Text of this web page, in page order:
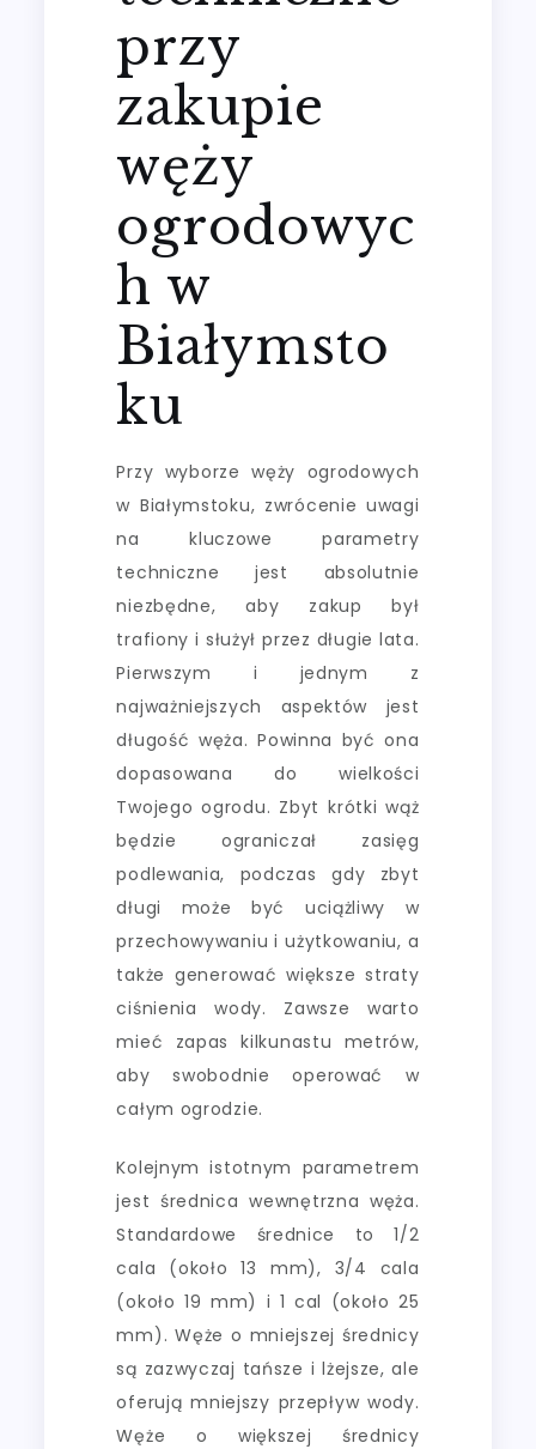
przy
zakupie
węży
ogrodowyc
h w
Białymsto
ku
Przy wyborze węży ogrodowych
w Białymstoku, zwrócenie uwagi
na kluczowe parametry
techniczne jest absolutnie
niezbędne, aby zakup był
trafiony i służył przez długie lata.
Pierwszym i jednym z
najważniejszych aspektów jest
długość węża. Powinna być ona
dopasowana do wielkości
Twojego ogrodu. Zbyt krótki wąż
będzie ograniczał zasięg
podlewania, podczas gdy zbyt
długi może być uciążliwy w
przechowywaniu i użytkowaniu, a
także generować większe straty
ciśnienia wody. Zawsze warto
mieć zapas kilkunastu metrów,
aby swobodnie operować w
całym ogrodzie.
Kolejnym istotnym parametrem
jest średnica wewnętrzna węża.
Standardowe średnice to 1/2
cala (około 13 mm), 3/4 cala
(około 19 mm) i 1 cal (około 25
mm). Węże o mniejszej średnicy
są zazwyczaj tańsze i lżejsze, ale
oferują mniejszy przepływ wody.
Węże o większej średnicy